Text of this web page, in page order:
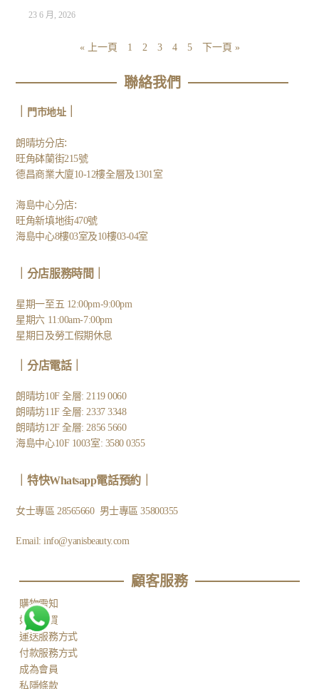
23 6 月, 2026
« 上一頁 1 2 3 4 5 下一頁 »
聯絡我們
門市地址｜
朗晴坊分店:
旺角砵蘭街215號
德昌商業大廈10-12樓全層及1301室
海島中心分店:
旺角新填地街470號
海島中心8樓03室及10樓03-04室
｜分店服務時間｜
星期一至五 12:00pm-9:00pm
星期六 11:00am-7:00pm
星期日及勞工假期休息
分店電話｜
朗晴坊10F 全層: 2119 0060
朗晴坊11F 全層: 2337 3348
朗晴坊12F 全層: 2856 5660
海島中心10F 1003室: 3580 0355
特快Whatsapp電話預約｜
女士專區28565660 男士專區35800355
Email:info@yanisbeauty.com
顧客服務​
購物需知
如何購買
運送服務方式
付款服務方式
成為會員
私隱條款